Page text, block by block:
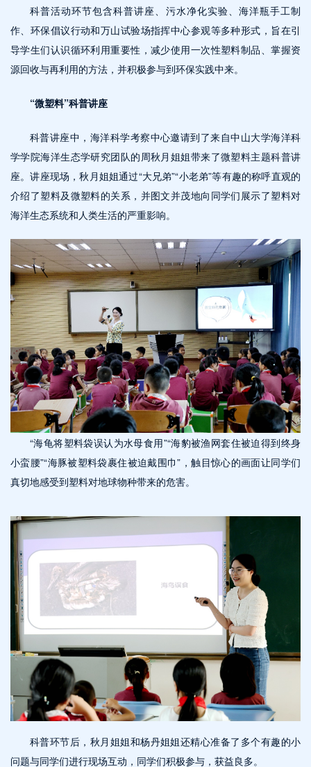
科普活动环节包含科普讲座、污水净化实验、海洋瓶手工制
作、环保倡议行动和万山试验场指挥中心参观等多种形式，旨在引
导学生们认识循环利用重要性，减少使用一次性塑料制品、掌握资
源回收与再利用的方法，并积极参与到环保实践中来。
“微塑料”科普讲座
科普讲座中，海洋科学考察中心邀请到了来自中山大学海洋科
学学院海洋生态学研究团队的周秋月姐姐带来了微塑料主题科普讲
座。讲座现场，秋月姐姐通过“大兄弟”“小老弟”等有趣的称呼直观的
介绍了塑料及微塑料的关系，并图文并茂地向同学们展示了塑料对
海洋生态系统和人类生活的严重影响。
“海龟将塑料袋误认为水母食用”“海豹被渔网套住被迫得到终身
小蛮腰”“海豚被塑料袋裹住被迫戴围巾”，触目惊心的画面让同学们
真切地感受到塑料对地球物种带来的危害。
科普环节后，秋月姐姐和杨丹姐姐还精心准备了多个有趣的小
问题与同学们进行现场互动，同学们积极参与，获益良多。